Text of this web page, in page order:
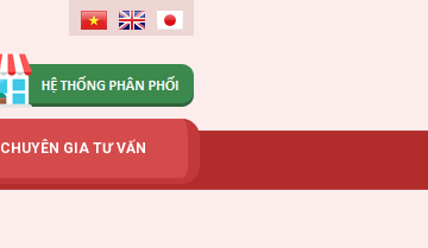
CHUYÊN GIA TƯ VẤN